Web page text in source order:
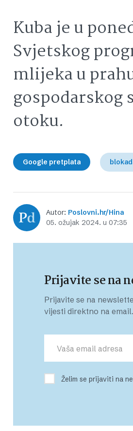
Kuba je u
Svjetskog
mlijeka u
otoku.
Google pretplata
Autor: Poslovni.hr/Hina
05. ožujak 2024. u 07:35
Prijavite se na
Prijavite se na
vijesti direktno na email.
Želim se prijaviti na